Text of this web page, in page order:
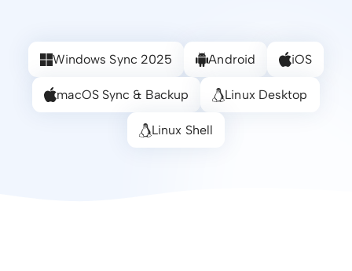
Windows Sync 2025 Android iOS
macOS Sync & Backup Linux Desktop
Linux Shell